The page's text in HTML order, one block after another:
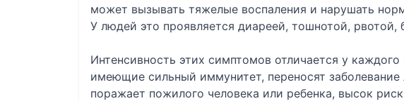
может вызывать тяжелые воспаления и нарушать
У людей это проявляется диареей, тошнотой, рвотой,
Интенсивность этих симптомов отличается у
имеющие сильный иммунитет, переносят заболевание
поражает пожилого человека или ребенка, высок